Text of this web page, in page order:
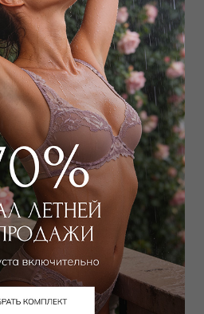
PLUTO
Пижама футболка / шорты
17 100₽ 27 000₽